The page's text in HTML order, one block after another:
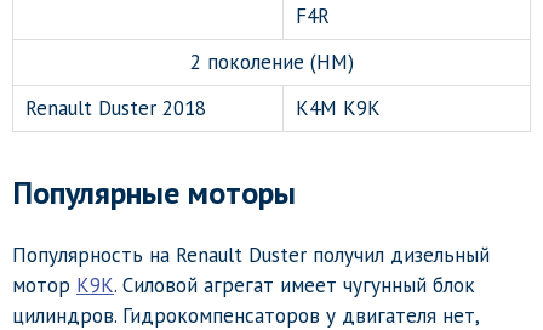
F4R
2 поколение (HM)
Renault Duster 2018
K4M K9K
Популярные моторы
Популярность на Renault Duster получил дизельный
мотор K9K. Силовой агрегат имеет чугунный блок
цилиндров. Гидрокомпенсаторов у двигателя нет,